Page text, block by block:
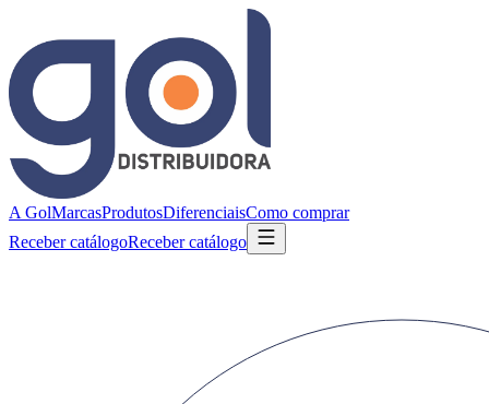
A GolMarcasProdutosDiferenciaisComo comprar
Receber catálogoReceber catálogo